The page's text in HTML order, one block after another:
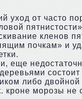
уход от часто
кленов
почкам» и
еще
состоит
либо
кроне морозы не